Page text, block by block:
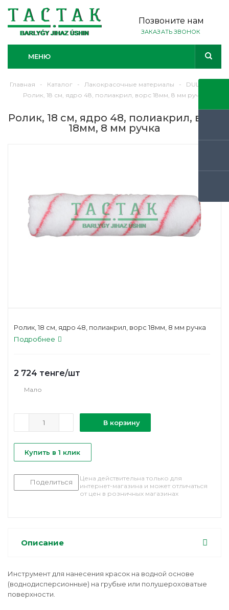
Позвоните нам
ЗАКАЗАТЬ ЗВОНОК
МЕНЮ
Главная - Каталог - Лакокрасочные материалы - DULUX
Ролик, 18 см, ядро 48, полиакрил, ворс 18мм, 8 мм ручка
Ролик, 18 см, ядро 48, полиакрил, ворс
18мм, 8 мм ручка
Ролик, 18 см, ядро 48, полиакрил, ворс 18мм, 8 мм ручка
Подробнее
2 724 тенге/шт
Мало
В корзину
Купить в 1 клик
Поделиться
Цена действительна только для
интернет-магазина и может отличаться
от цен в розничных магазинах
Описание
Инструмент для нанесения красок на водной основе
(воднодисперсионные) на грубые или полушероховатые
поверхности.